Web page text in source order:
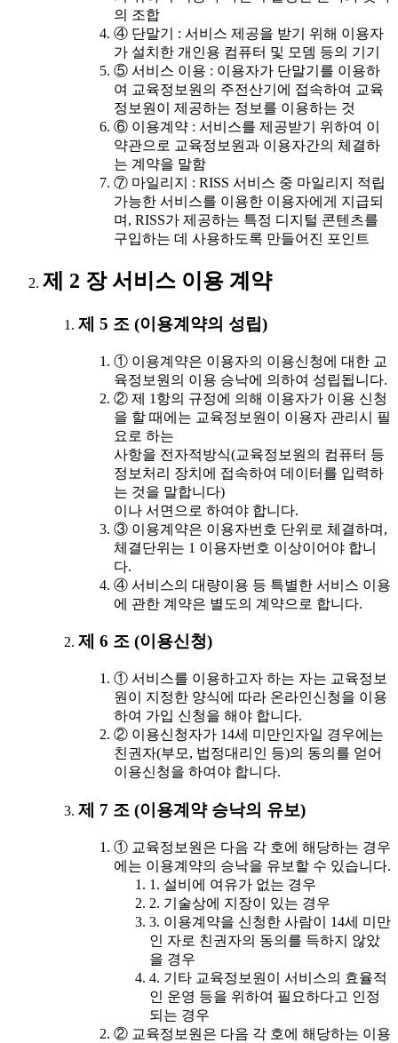
의 조합
④ 단말기 : 서비스 제공을 받기 위해 이용자
가 설치한 개인용 컴퓨터 및 모뎀 등의 기기
⑤ 서비스 이용 : 이용자가 단말기를 이용하
여 교육정보원의 주전산기에 접속하여 교육
정보원이 제공하는 정보를 이용하는 것
⑥ 이용계약 : 서비스를 제공받기 위하여 이
약관으로 교육정보원과 이용자간의 체결하
는 계약을 말함
⑦ 마일리지 : RISS 서비스 중 마일리지 적립
가능한 서비스를 이용한 이용자에게 지급되
며, RISS가 제공하는 특정 디지털 콘텐츠를
구입하는 데 사용하도록 만들어진 포인트
제 2 장 서비스 이용 계약
제 5 조 (이용계약의 성립)
① 이용계약은 이용자의 이용신청에 대한 교
육정보원의 이용 승낙에 의하여 성립됩니다.
② 제 1항의 규정에 의해 이용자가 이용 신청
을 할 때에는 교육정보원이 이용자 관리시 필
요로 하는
사항을 전자적방식(교육정보원의 컴퓨터 등
정보처리 장치에 접속하여 데이터를 입력하
는 것을 말합니다)
이나 서면으로 하여야 합니다.
③ 이용계약은 이용자번호 단위로 체결하며,
체결단위는 1 이용자번호 이상이어야 합니
다.
④ 서비스의 대량이용 등 특별한 서비스 이용
에 관한 계약은 별도의 계약으로 합니다.
제 6 조 (이용신청)
① 서비스를 이용하고자 하는 자는 교육정보
원이 지정한 양식에 따라 온라인신청을 이용
하여 가입 신청을 해야 합니다.
② 이용신청자가 14세 미만인자일 경우에는
친권자(부모, 법정대리인 등)의 동의를 얻어
이용신청을 하여야 합니다.
제 7 조 (이용계약 승낙의 유보)
① 교육정보원은 다음 각 호에 해당하는 경우
에는 이용계약의 승낙을 유보할 수 있습니다.
1. 설비에 여유가 없는 경우
2. 기술상에 지장이 있는 경우
3. 이용계약을 신청한 사람이 14세 미만
인 자로 친권자의 동의를 득하지 않았
을 경우
4. 기타 교육정보원이 서비스의 효율적
인 운영 등을 위하여 필요하다고 인정
되는 경우
② 교육정보원은 다음 각 호에 해당하는 이용